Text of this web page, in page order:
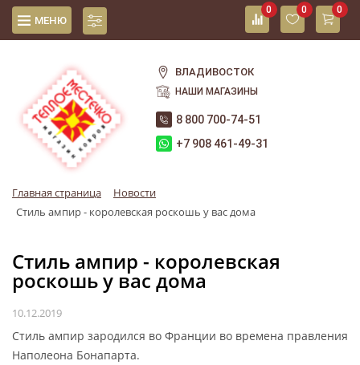
МЕНЮ
0 0 0
ВЛАДИВОСТОК
НАШИ МАГАЗИНЫ
8 800 700-74-51
+7 908 461-49-31
Главная страница
Новости
Стиль ампир - королевская роскошь у вас дома
Стиль ампир - королевская
роскошь у вас дома
10.12.2019
Стиль ампир зародился во Франции во времена правления
Наполеона Бонапарта.